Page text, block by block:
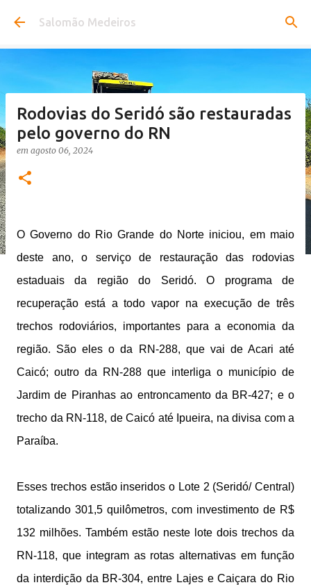
Pular para o conteúdo principal
Salomão Medeiros
Rodovias do Seridó são restauradas
pelo governo do RN
em agosto 06, 2024
O Governo do Rio Grande do Norte iniciou, em maio
deste ano, o serviço de restauração das rodovias
estaduais da região do Seridó. O programa de
recuperação está a todo vapor na execução de três
trechos rodoviários, importantes para a economia da
região. São eles o da RN-288, que vai de Acari até
Caicó; outro da RN-288 que interliga o município de
Jardim de Piranhas ao entroncamento da BR-427; e o
trecho da RN-118, de Caicó até Ipueira, na divisa com a
Paraíba.
Esses trechos estão inseridos o Lote 2 (Seridó/ Central)
totalizando 301,5 quilômetros, com investimento de R$
132 milhões. Também estão neste lote dois trechos da
RN-118, que integram as rotas alternativas em função
da interdição da BR-304, entre Lajes e Caiçara do Rio